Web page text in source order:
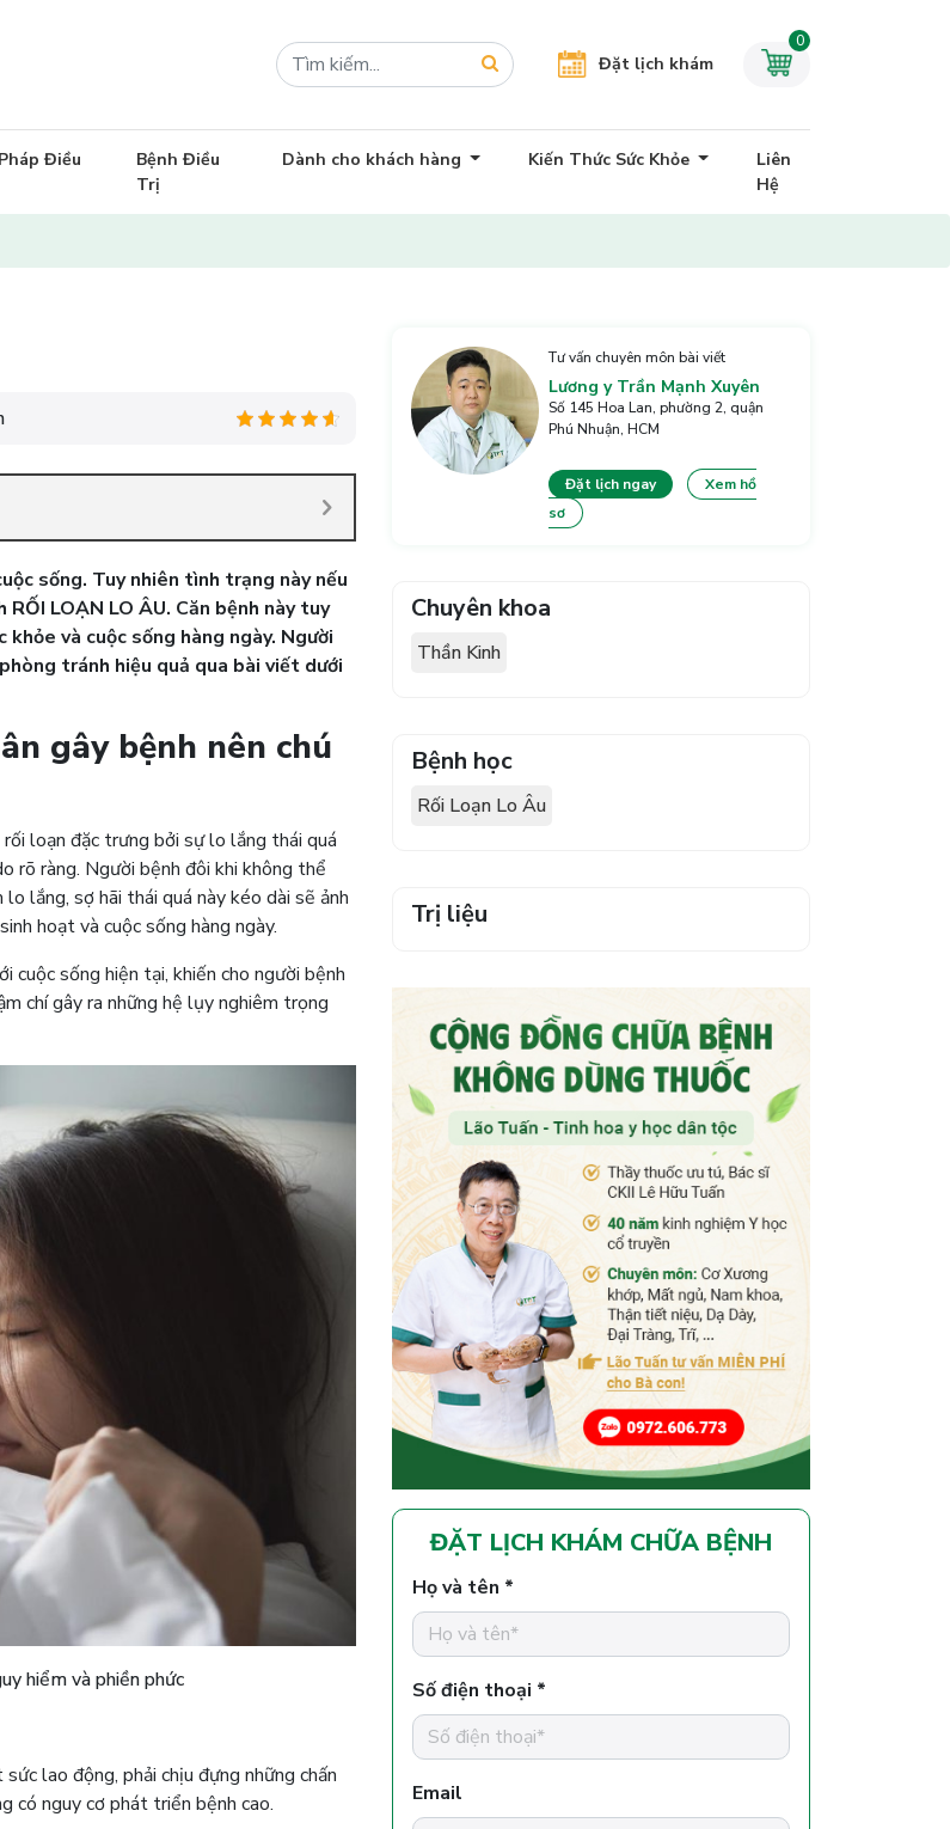
Đặt lịch khám
0
Điều
Bệnh Điều
Trị
Dành cho khách hàng Kiến Thức Sức Khỏe
Liên
Hệ
sống. Tuy nhiên tình trạng này nếu
LOẠN LO ÂU. Căn bệnh này tuy
và cuộc sống hàng ngày. Người
tránh hiệu quả qua bài viết dưới
gây bệnh nên chú
loạn đặc trưng bởi sự lo lắng thái quá
rõ ràng. Người bệnh đôi khi không thể
lắng, sợ hãi thái quá này kéo dài sẽ ảnh
hoạt và cuộc sống hàng ngày.
cuộc sống hiện tại, khiến cho người bệnh
chí gây ra những hệ lụy nghiêm trọng
hiểm và phiền phức
lao động, phải chịu đựng những chấn
có nguy cơ phát triển bệnh cao.
Tư vấn chuyên môn bài viết
Lương y Trần Mạnh Xuyên
Số 145 Hoa Lan, phường 2, quận
Phú Nhuận, HCM
Đặt lịch ngay
Xem hồ
sơ
Chuyên khoa
Thần Kinh
Bệnh học
Rối Loạn Lo Âu
Trị liệu
ĐẶT LỊCH KHÁM CHỮA BỆNH
Họ và tên *
Số điện thoại *
Email